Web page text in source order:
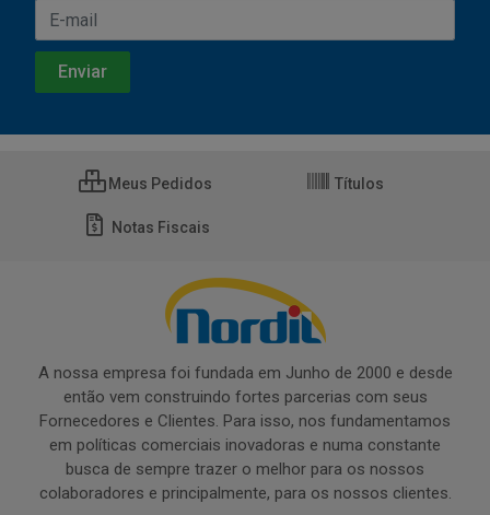
Meus Pedidos Títulos
Notas Fiscais
A nossa empresa foi fundada em Junho de 2000 e desde
então vem construindo fortes parcerias com seus
Fornecedores e Clientes. Para isso, nos fundamentamos
em políticas comerciais inovadoras e numa constante
busca de sempre trazer o melhor para os nossos
colaboradores e principalmente, para os nossos clientes.